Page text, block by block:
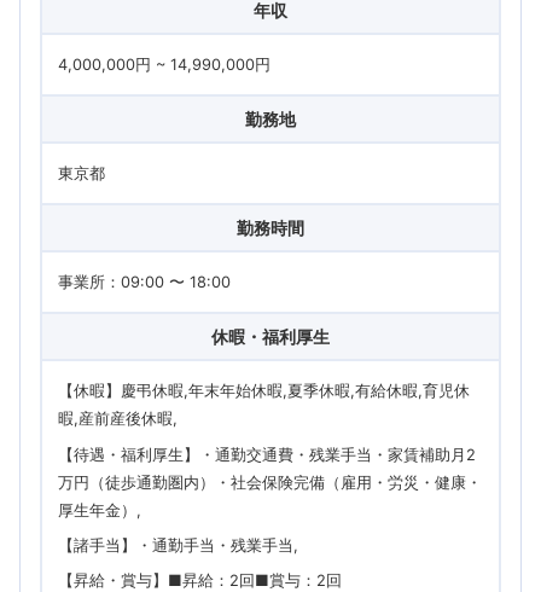
年収
4,000,000円 ~ 14,990,000円
勤務地
東京都
勤務時間
事業所：09:00 〜 18:00
休暇・福利厚生
【休暇】慶弔休暇,年末年始休暇,夏季休暇,有給休暇,育児休
暇,産前産後休暇
【待遇・福利厚生】・通勤交通費・残業手当・家賃補助月2
万円（徒歩通勤圏内）・社会保険完備（雇用・労災・健康・
厚生年金）
【諸手当】・通勤手当・残業手当
【昇給・賞与】■昇給：2回■賞与：2回